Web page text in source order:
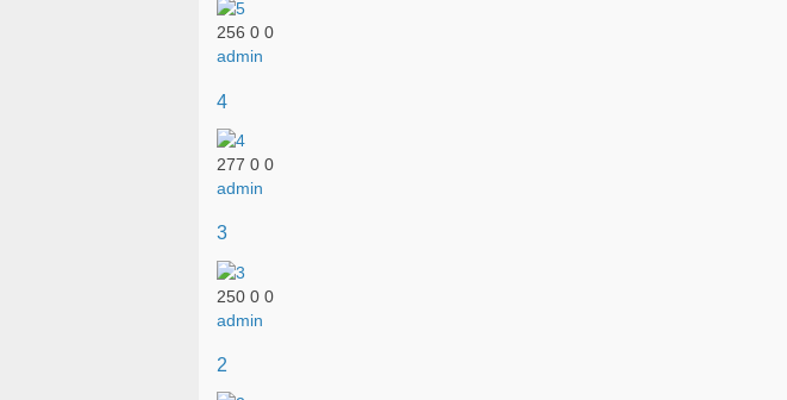
256 0 0
admin
4
277 0 0
admin
3
250 0 0
admin
2